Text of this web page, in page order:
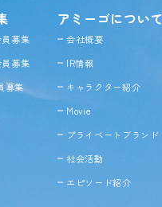
募集
員募集
募集
アミーゴについて
会社概要
IR情報
キャラクター紹介
Movie
プライベートブランド
社会活動
エピソード紹介